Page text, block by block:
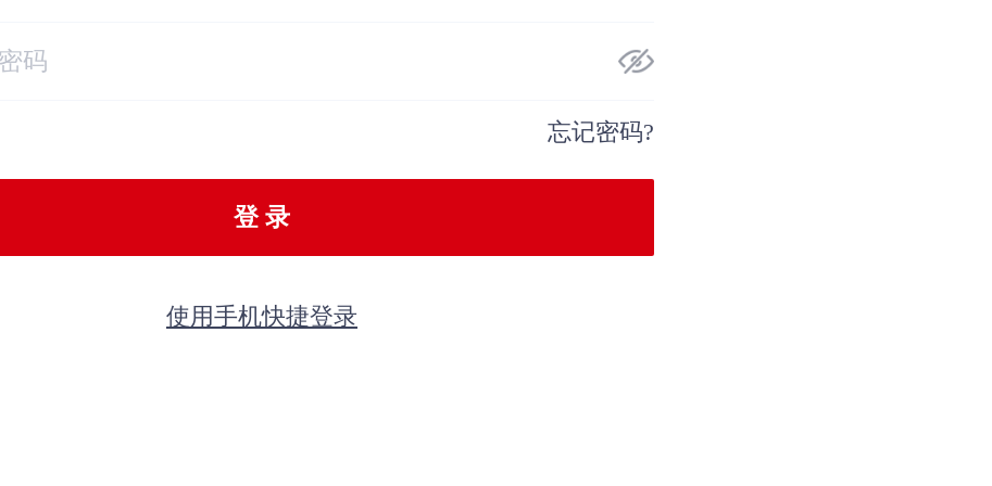
忘记密码?
登 录
使用手机快捷登录